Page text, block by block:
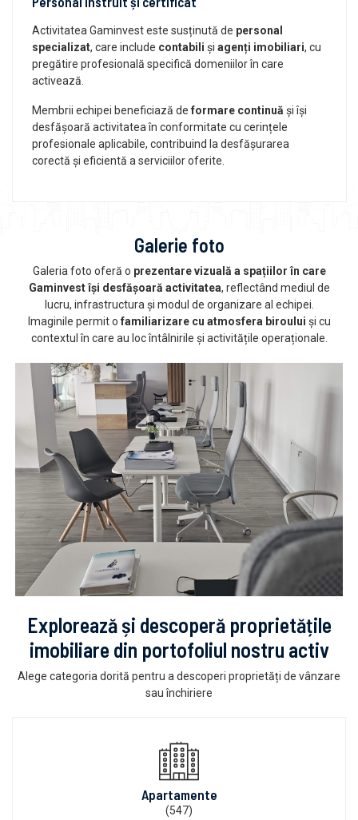
Activitatea Gaminvest este susținută de personal
specializat, care include contabili și agenți imobiliari, cu
pregătire profesională specifică domeniilor în care
activează.
Membrii echipei beneficiază de formare continuă și își
desfășoară activitatea în conformitate cu cerințele
profesionale aplicabile, contribuind la desfășurarea
corectă și eficientă a serviciilor oferite.
Galerie foto
Galeria foto oferă o prezentare vizuală a spațiilor în care
Gaminvest își desfășoară activitatea, reflectând mediul de
lucru, infrastructura și modul de organizare al echipei.
Imaginile permit o familiarizare cu atmosfera biroului și cu
contextul în care au loc întâlnirile și activitățile operaționale.
Explorează și descoperă proprietățile
imobiliare din portofoliul nostru activ
Alege categoria dorită pentru a descoperi proprietăți de vânzare
sau închiriere
Apartamente
(547)